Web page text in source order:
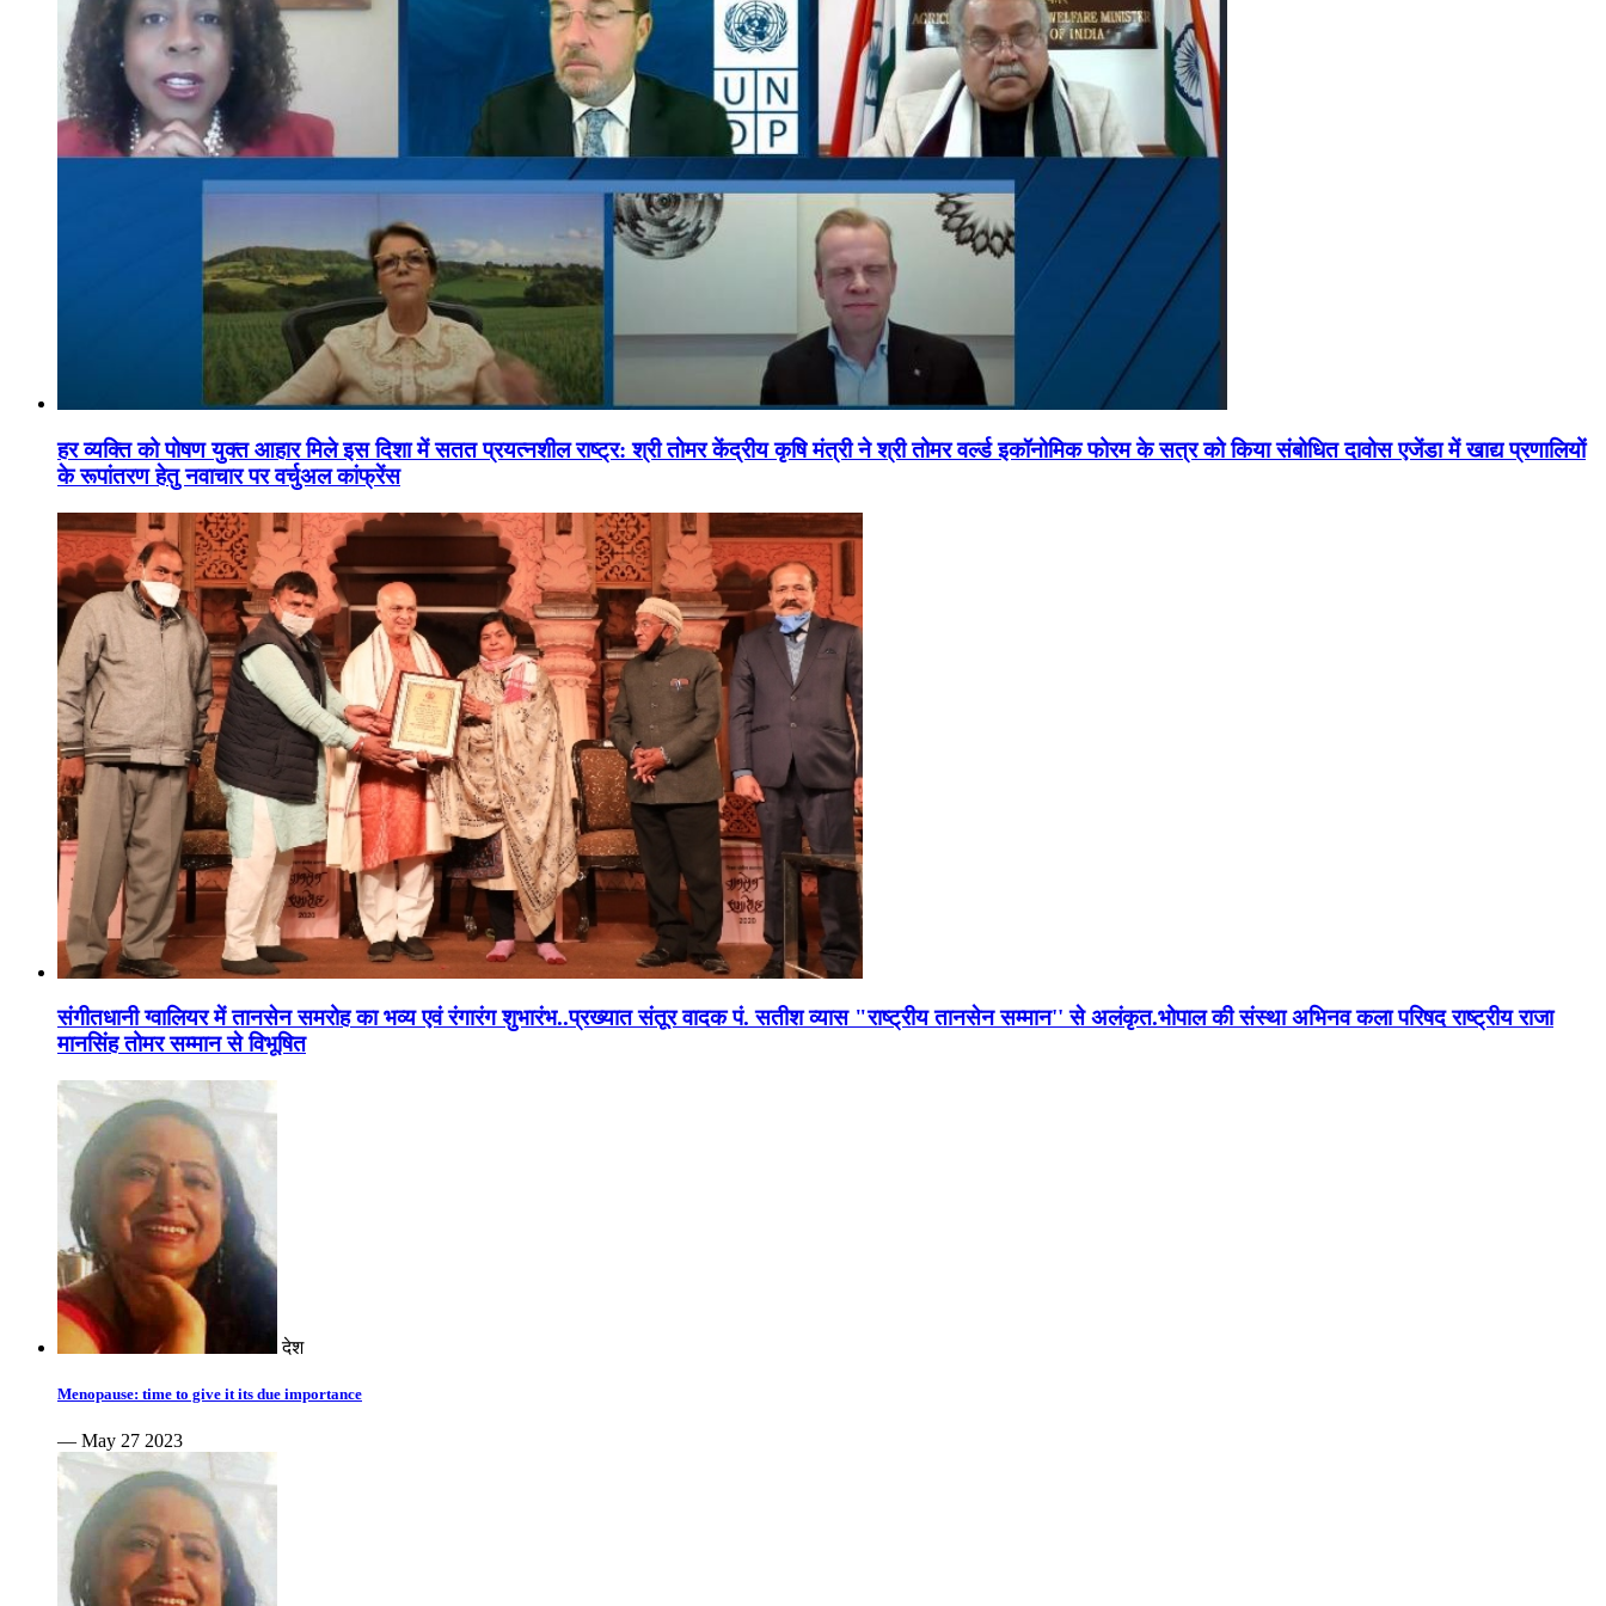
हर व्यक्ति को पोषण युक्त आहार मिले इस दिशा में सतत प्रयत्नशील राष्ट्र: श्री तोमर केंद्रीय कृषि मंत्री ने श्री तोमर वर्ल्ड इकॉनोमिक फोरम के सत्र को किया संबोधित दावोस एजेंडा में खाद्य प्रणालियों
के रूपांतरण हेतु नवाचार पर वर्चुअल कांफ्रेंस
संगीतधानी ग्वालियर में तानसेन समरोह का भव्य एवं रंगारंग शुभारंभ..प्रख्यात संतूर वादक पं. सतीश व्यास "राष्ट्रीय तानसेन सम्मान'' से अलंकृत.भोपाल की संस्था अभिनव कला परिषद राष्ट्रीय राजा
मानसिंह तोमर सम्मान से विभूषित
देश
Menopause: time to give it its due importance
— May 27 2023